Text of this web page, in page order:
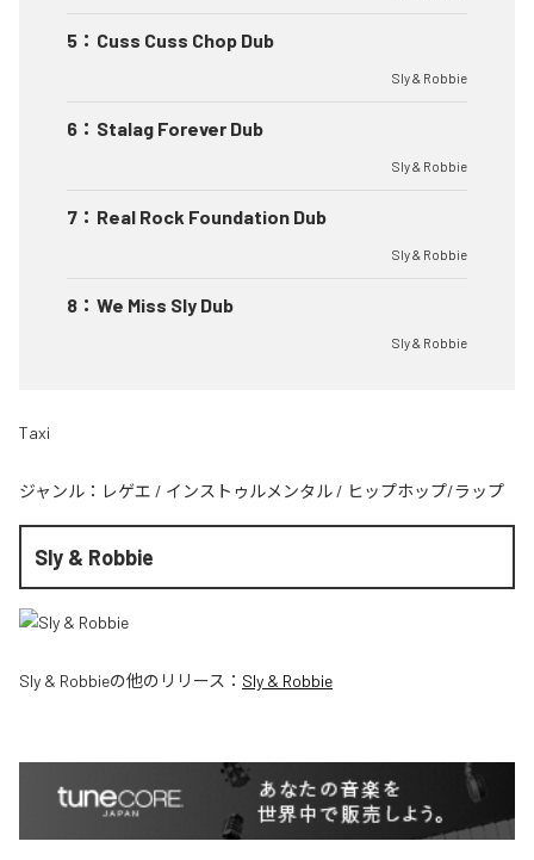
5 ： Cuss Cuss Chop Dub
Sly & Robbie
6 ： Stalag Forever Dub
Sly & Robbie
7 ： Real Rock Foundation Dub
Sly & Robbie
8 ： We Miss Sly Dub
Sly & Robbie
Taxi
ジャンル： レゲエ / インストゥルメンタル / ヒップホップ/ラップ
Sly & Robbie
Sly & Robbieの他のリリース： Sly & Robbie